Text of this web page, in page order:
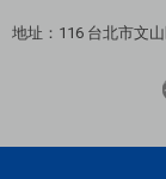
地址： 116 台北市文